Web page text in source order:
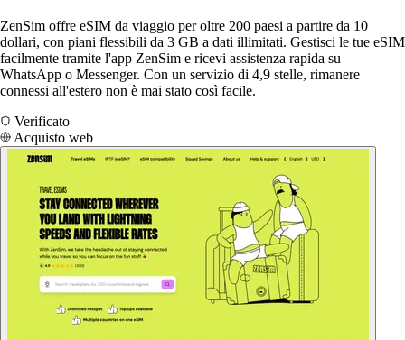
ZenSim offre eSIM da viaggio per oltre 200 paesi a partire da 10
dollari, con piani flessibili da 3 GB a dati illimitati. Gestisci le tue eSIM
facilmente tramite l'app ZenSim e ricevi assistenza rapida su
WhatsApp o Messenger. Con un servizio di 4,9 stelle, rimanere
connessi all'estero non è mai stato così facile.
Verificato
Acquisto web